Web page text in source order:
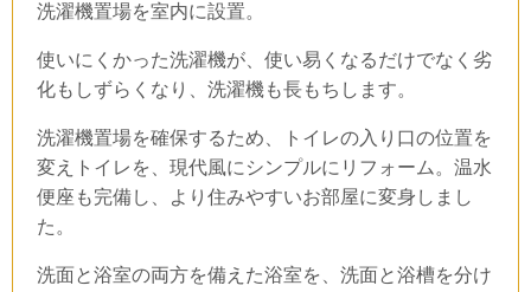
洗濯機置場を室内に設置。
使いにくかった洗濯機が、使い易くなるだけでなく劣
化もしずらくなり、洗濯機も長もちします。
洗濯機置場を確保するため、トイレの入り口の位置を
変えトイレを、現代風にシンプルにリフォーム。温水
便座も完備し、より住みやすいお部屋に変身しまし
た。
洗面と浴室の両方を備えた浴室を、洗面と浴槽を分け